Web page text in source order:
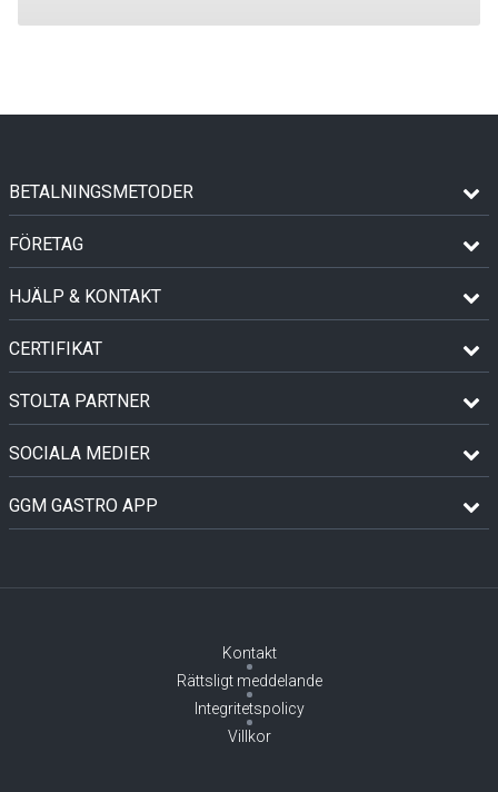
BETALNINGSMETODER
FÖRETAG
HJÄLP & KONTAKT
CERTIFIKAT
STOLTA PARTNER
SOCIALA MEDIER
GGM GASTRO APP
Kontakt
Rättsligt meddelande
Integritetspolicy
Villkor